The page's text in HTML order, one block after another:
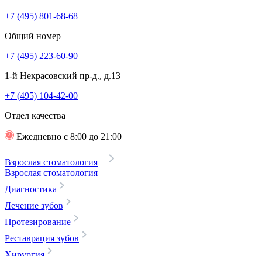
+7 (495) 801-68-68
Общий номер
+7 (495) 223-60-90
1-й Некрасовский пр-д., д.13
+7 (495) 104-42-00
Отдел качества
Ежедневно с 8:00 до 21:00
Взрослая стоматология
Взрослая стоматология
Диагностика
Лечение зубов
Протезирование
Реставрация зубов